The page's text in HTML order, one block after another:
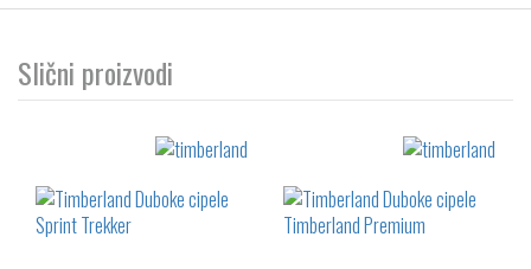
Slični proizvodi